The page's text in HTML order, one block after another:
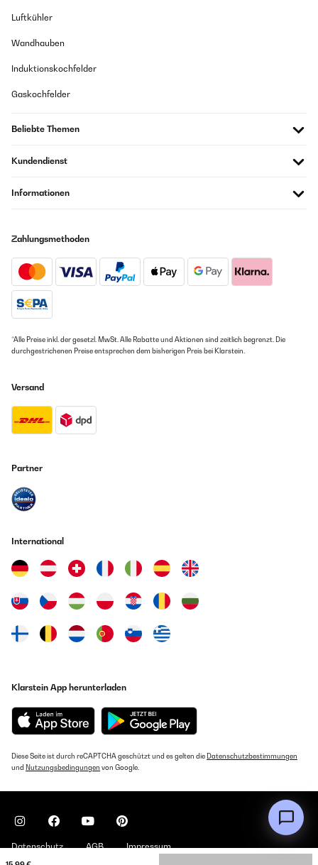
Luftkühler
Wandhauben
Induktionskochfelder
Gaskochfelder
Beliebte Themen
Kundendienst
Informationen
Zahlungsmethoden
*Alle Preise inkl. der gesetzl. MwSt. Alle Rabatte und Aktionen sind zeitlich begrenzt. Die
durchgestrichenen Preise entsprechen dem bisherigen Preis bei Klarstein.
Versand
Partner
International
Klarstein App herunterladen
Diese Seite ist durch reCAPTCHA geschützt und es gelten die Datenschutzbestimmungen
und Nutzungsbedingungen von Google.
Datenschutz AGB Impressum